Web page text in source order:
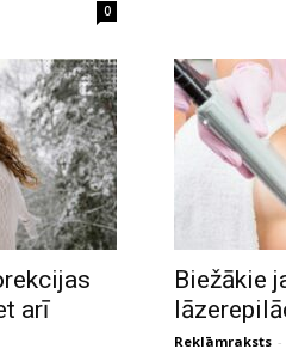
0
arī
Biežākie
Reklāmraksts -